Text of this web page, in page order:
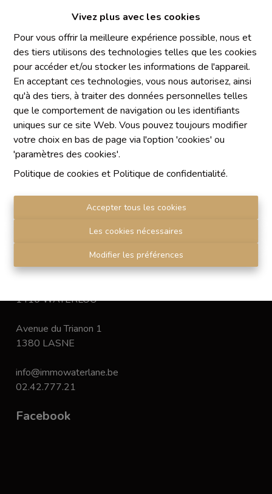
Vivez plus avec les cookies
Pour vous offrir la meilleure expérience possible, nous et
des tiers utilisons des technologies telles que les cookies
pour accéder et/ou stocker les informations de l'appareil.
En acceptant ces technologies, vous nous autorisez, ainsi
qu'à des tiers, à traiter des données personnelles telles
que le comportement de navigation ou les identifiants
uniques sur ce site Web. Vous pouvez toujours modifier
votre choix en bas de page via l'option 'cookies' ou
'paramètres des cookies'.
Politique de cookies et Politique de confidentialité.
Accepter tous les cookies
Les cookies nécessaires
Modifier les préférences
Mentions obligatoires
Chaque agence est juridiquement et financièrement
indépendante
SRL IMMO Water Lane - TVA BE 0755330288
Agrétion I.P.I. N° 510.423
RC professionnelle et cautionnement vis AXA Belgium
N° 730.390.160
Institut professionnel des agents immobiliers, rue du
Luxembourg 16 B, 1000 Bruxelles. Le
déontologiede l'Institut professionnel des agents
Privacy statement
1410 WATERLOO
Avenue du Trianon 1
1380 LASNE
info@immowaterlane.be
02.42.777.21
Facebook